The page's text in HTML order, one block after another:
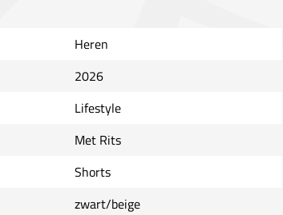
Heren
2026
Lifestyle
Met Rits
Shorts
zwart/beige